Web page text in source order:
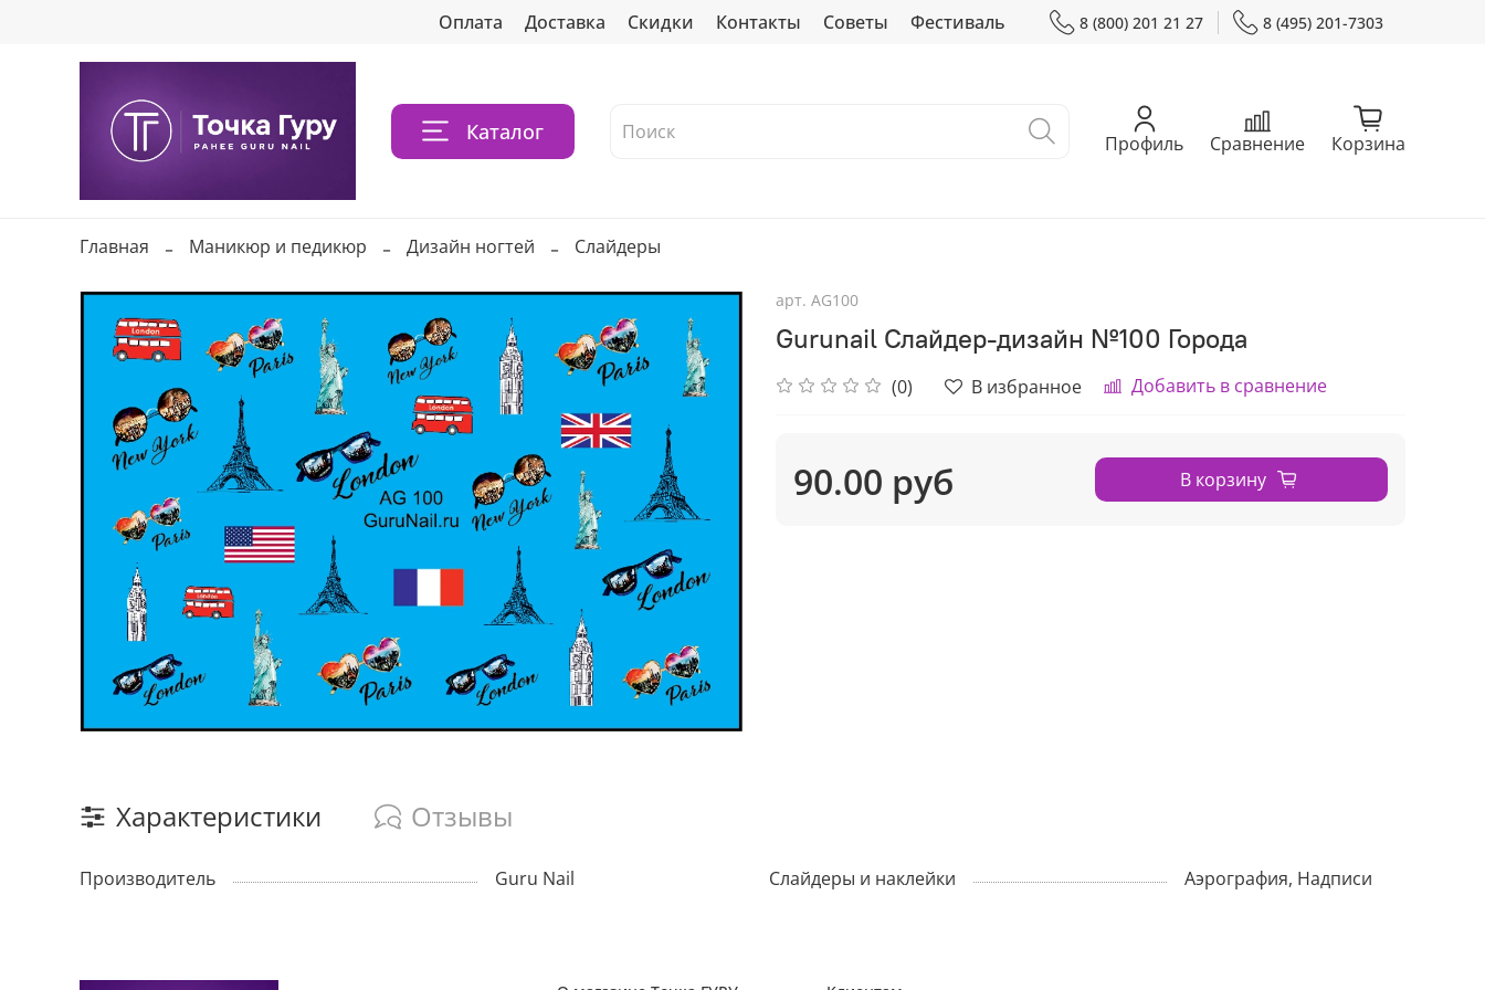
Оплата Доставка Скидки Контакты Советы Фестиваль 8 (800) 201 21 27 8 (495) 201-7303
Каталог Профиль Сравнение Корзина
Главная Маникюр и педикюр Дизайн ногтей Слайдеры
арт. AG100
Gurunail Слайдер-дизайн №100 Города
(0) В избранное Добавить в сравнение
90.00 руб В корзину
Характеристики Отзывы
Производитель Guru Nail Слайдеры и наклейки Аэрография, Надписи